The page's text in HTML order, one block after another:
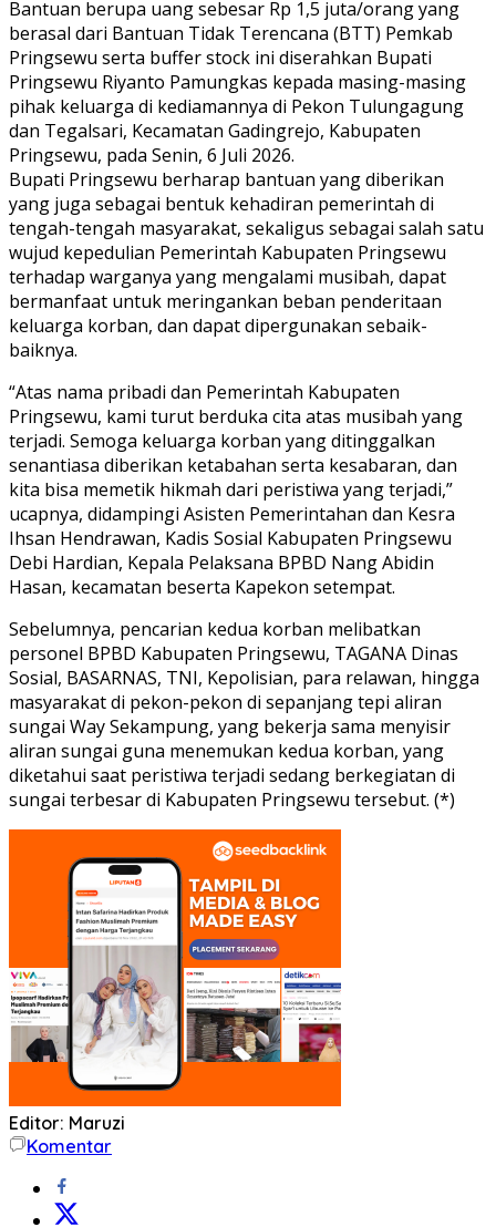
Bantuan berupa uang sebesar Rp 1,5 juta/orang yang
berasal dari Bantuan Tidak Terencana (BTT) Pemkab
Pringsewu serta buffer stock ini diserahkan Bupati
Pringsewu Riyanto Pamungkas kepada masing-masing
pihak keluarga di kediamannya di Pekon Tulungagung
dan Tegalsari, Kecamatan Gadingrejo, Kabupaten
Pringsewu, pada Senin, 6 Juli 2026.
Bupati Pringsewu berharap bantuan yang diberikan
yang juga sebagai bentuk kehadiran pemerintah di
tengah-tengah masyarakat, sekaligus sebagai salah satu
wujud kepedulian Pemerintah Kabupaten Pringsewu
terhadap warganya yang mengalami musibah, dapat
bermanfaat untuk meringankan beban penderitaan
keluarga korban, dan dapat dipergunakan sebaik-
baiknya.
“Atas nama pribadi dan Pemerintah Kabupaten
Pringsewu, kami turut berduka cita atas musibah yang
terjadi. Semoga keluarga korban yang ditinggalkan
senantiasa diberikan ketabahan serta kesabaran, dan
kita bisa memetik hikmah dari peristiwa yang terjadi,”
ucapnya, didampingi Asisten Pemerintahan dan Kesra
Ihsan Hendrawan, Kadis Sosial Kabupaten Pringsewu
Debi Hardian, Kepala Pelaksana BPBD Nang Abidin
Hasan, kecamatan beserta Kapekon setempat.
Sebelumnya, pencarian kedua korban melibatkan
personel BPBD Kabupaten Pringsewu, TAGANA Dinas
Sosial, BASARNAS, TNI, Kepolisian, para relawan, hingga
masyarakat di pekon-pekon di sepanjang tepi aliran
sungai Way Sekampung, yang bekerja sama menyisir
aliran sungai guna menemukan kedua korban, yang
diketahui saat peristiwa terjadi sedang berkegiatan di
sungai terbesar di Kabupaten Pringsewu tersebut. (*)
Editor: Maruzi
Komentar